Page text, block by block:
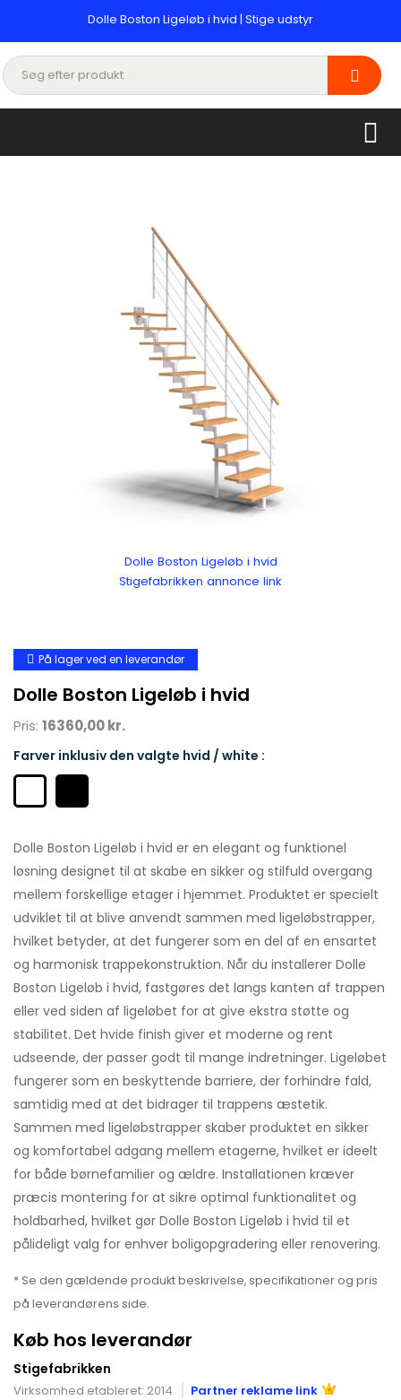
Dolle Boston Ligeløb i hvid | Stige udstyr
Dolle Boston Ligeløb i hvid
Stigefabrikken annonce link
På lager ved en leverandør
Dolle Boston Ligeløb i hvid
Pris: 16360,00 kr.
Farver inklusiv den valgte hvid / white :
Dolle Boston Ligeløb i hvid er en elegant og funktionel
løsning designet til at skabe en sikker og stilfuld overgang
mellem forskellige etager i hjemmet. Produktet er specielt
udviklet til at blive anvendt sammen med ligeløbstrapper,
hvilket betyder, at det fungerer som en del af en ensartet
og harmonisk trappekonstruktion. Når du installerer Dolle
Boston Ligeløb i hvid, fastgøres det langs kanten af trappen
eller ved siden af ligeløbet for at give ekstra støtte og
stabilitet. Det hvide finish giver et moderne og rent
udseende, der passer godt til mange indretninger. Ligeløbet
fungerer som en beskyttende barriere, der forhindre fald,
samtidig med at det bidrager til trappens æstetik.
Sammen med ligeløbstrapper skaber produktet en sikker
og komfortabel adgang mellem etagerne, hvilket er ideelt
for både børnefamilier og ældre. Installationen kræver
præcis montering for at sikre optimal funktionalitet og
holdbarhed, hvilket gør Dolle Boston Ligeløb i hvid til et
pålideligt valg for enhver boligopgradering eller renovering.
* Se den gældende produkt beskrivelse, specifikationer og pris
på leverandørens side.
Køb hos leverandør
Stigefabrikken
Virksomhed etableret: 2014 Partner reklame link